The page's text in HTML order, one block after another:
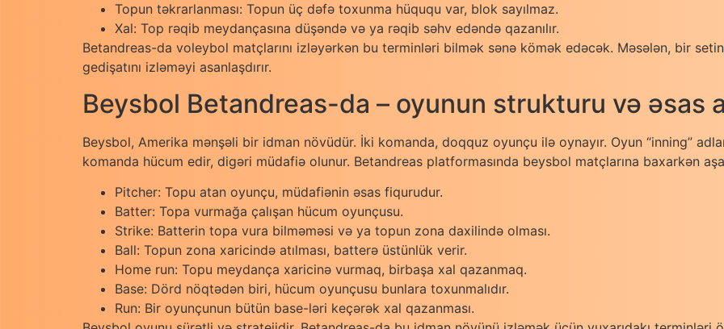
Topun təkrarlanması: Topun üç dəfə toxunma hüququ var, blok sayılmaz.
Xal: Top rəqib meydançasına düşəndə və ya rəqib səhv edəndə qazanılır.
Betandreas-da voleybol matçlarını izləyərkən bu terminləri bilmək sənə kömək edəcək. Məsələn, bir
gedişatını izləməyi asanlaşdırır.
Beysbol Betandreas-da – oyunun strukturu və əsas
Beysbol, Amerika mənşəli bir idman növüdür. İki komanda, doqquz oyunçu ilə oynayır. Oyun “inning”
komanda hücum edir, digəri müdafiə olunur. Betandreas platformasında beysbol matçlarına baxarkən
Pitcher: Topu atan oyunçu, müdafiənin əsas fiqurudur.
Batter: Topa vurmağa çalışan hücum oyunçusu.
Strike: Batterin topa vura bilməməsi və ya topun zona daxilində olması.
Ball: Topun zona xaricində atılması, batterə üstünlük verir.
Home run: Topu meydança xaricinə vurmaq, birbaşa xal qazanmaq.
Base: Dörd nöqtədən biri, hücum oyunçusu bunlara toxunmalıdır.
Run: Bir oyunçunun bütün base-ləri keçərək xal qazanması.